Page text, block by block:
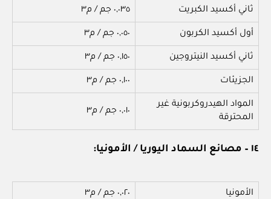
ثاني أكسيد الكبريت ٠,٠٣٥ جم / م٣
أول أكسيد الكربون ٠,٠٥٠ جم / م٣
ثاني أكسيد النيتروجين ٠,١٥٠ جم / م٣
الجزيئات ٠,١٠٠ جم / م٣
المواد الهيدروكربونية غير
المحترقة
٠,٠١٠ جم / م٣
١٤ – مصانع السماد اليوريا / الأمونيا:
الأمونيا ٠,٠٢٠ جم / م٣